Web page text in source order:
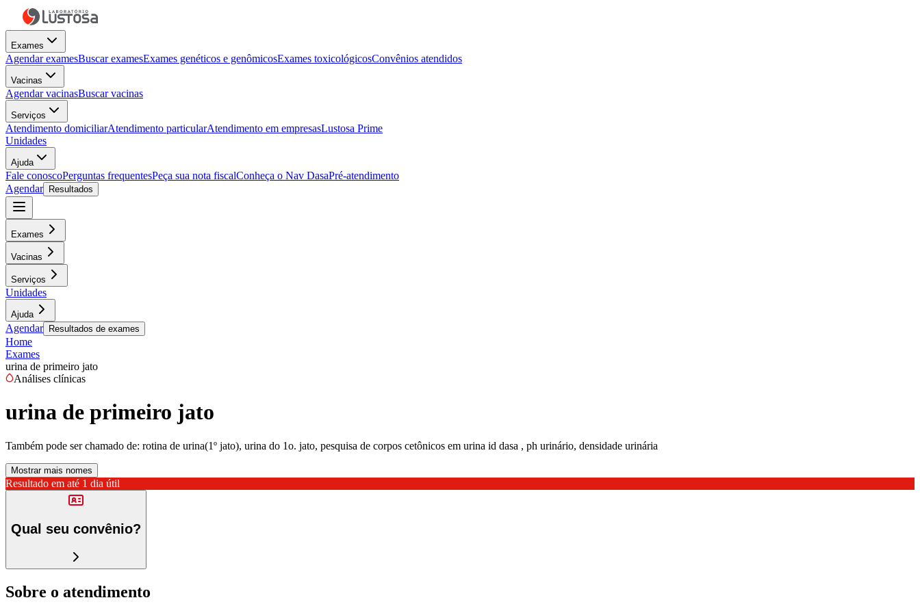
Exames
Agendar examesBuscar examesExames genéticos e genômicosExames toxicológicosConvênios atendidos
Vacinas
Agendar vacinasBuscar vacinas
Serviços
Atendimento domiciliarAtendimento particularAtendimento em empresasLustosa Prime
Unidades
Ajuda
Fale conoscoPerguntas frequentesPeça sua nota fiscalConheça o Nav DasaPré-atendimento
Agendar
Resultados
Exames
Vacinas
Serviços
Unidades
Ajuda
Agendar Resultados de exames
Home
Exames
urina de primeiro jato
Análises clínicas
urina de primeiro jato
Também pode ser chamado de: rotina de urina(1º jato), urina do 1o. jato, pesquisa de corpos cetônicos em urina id dasa , ph urinário, densidade urinária
Mostrar mais nomes
Resultado em até 1 dia útil
Qual seu convênio?
Sobre o atendimento